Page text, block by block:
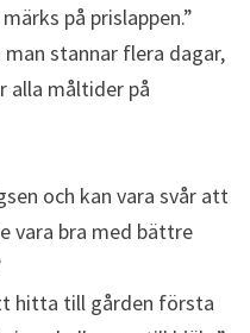
på prislappen.”
stannar flera dagar,
alla måltider på
och kan vara svår att
vara bra med bättre
hitta till gården första